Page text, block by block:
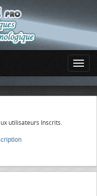
utilisateurs Inscrits.